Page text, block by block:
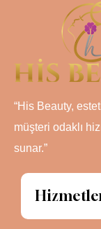
“His Beauty,
müşteri odaklı
sunar.”